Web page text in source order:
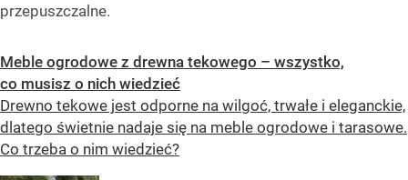
przepuszczalne.
Meble ogrodowe z drewna tekowego – wszystko,
co musisz o nich wiedzieć
Drewno tekowe jest odporne na wilgoć, trwałe i eleganckie,
dlatego świetnie nadaje się na meble ogrodowe i tarasowe.
Co trzeba o nim wiedzieć?